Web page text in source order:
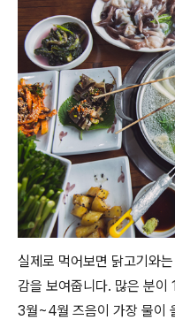
실제로 먹어보면 닭고기와
감을 보여줍니다. 많은 분
3월~4월 즈음이 가장 물이